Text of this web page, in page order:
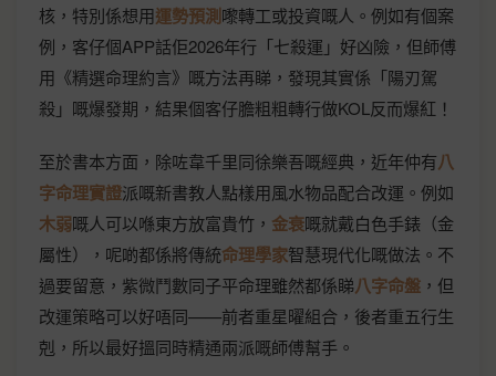
核，特別係想用運勢預測嚟轉工或投資嘅人。例如有個案
例，客仔個APP話佢2026年行「七殺運」好凶險，但師傅
用《精選命理約言》嘅方法再睇，發現其實係「陽刃駕
殺」嘅爆發期，結果個客仔膽粗粗轉行做KOL反而爆紅！
至於書本方面，除咗韋千里同徐樂吾嘅經典，近年仲有八
字命理實證派嘅新書教人點樣用風水物品配合改運。例如
木弱嘅人可以喺東方放富貴竹， 金衰嘅就戴白色手錶（金
屬性），呢啲都係將傳統命理學家智慧現代化嘅做法。不
過要留意，紫微鬥數同子平命理雖然都係睇八字命盤 ，但
改運策略可以好唔同——前者重星曜組合，後者重五行生
剋，所以最好搵同時精通兩派嘅師傅幫手。